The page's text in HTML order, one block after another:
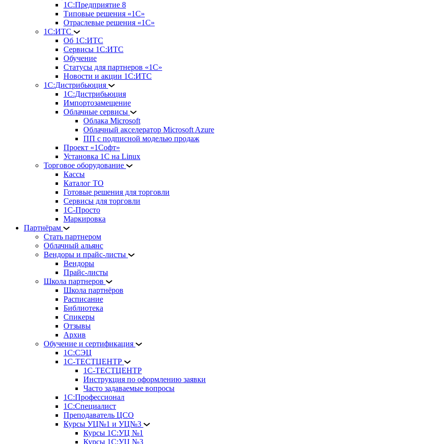
1С:Предприятие 8
Типовые решения «1С»
Отраслевые решения «1С»
1С:ИТС
Об 1С:ИТС
Сервисы 1С:ИТС
Обучение
Статусы для партнеров «1С»
Новости и акции 1С:ИТС
1С:Дистрибьюция
1С:Дистрибьюция
Импортозамещение
Облачные сервисы
Облака Microsoft
Облачный акселератор Microsoft Azure
ПП с подписной моделью продаж
Проект «1Софт»
Установка 1С на Linux
Торговое оборудование
Кассы
Каталог ТО
Готовые решения для торговли
Сервисы для торговли
1С-Просто
Маркировка
Партнёрам
Стать партнером
Облачный альянс
Вендоры и прайс-листы
Вендоры
Прайс-листы
Школа партнеров
Школа партнёров
Расписание
Библиотека
Спикеры
Отзывы
Архив
Обучение и сертификация
1С:СЭЦ
1С-ТЕСТЦЕНТР
1С-ТЕСТЦЕНТР
Инструкция по оформлению заявки
Часто задаваемые вопросы
1С:Профессионал
1С:Специалист
Преподаватель ЦСО
Курсы УЦ№1 и УЦ№3
Курсы 1С:УЦ №1
Курсы 1С:УЦ №3